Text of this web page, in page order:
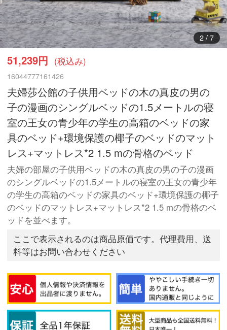
3/ 7
51,239円 (税込み)
16044777161426
夫婦莎公館の子供用ベッドの木の真皮の男の
子の漫画のシングルベッドの1.5メートルの寝
室の王女の青少年の学生の高箱のベッドの家
具のベッド+環境保護の椰子のベッドのマット
レス+マットレス*2 1.5 mの骨格のベッド
夫婦の部屋の子供用ベッドの木の真皮の男の子の漫画
のシングルベッドの1.5メートルの寝室の王女の青少年
の学生の高箱のベッドの家具のベッド+環境保護の椰子
のベッドのマットレス+マットレス*2 1.5 mの骨格のベ
ッドを並べます。
ここで表示されるのは商品原価です。代理費用、送
料等はお問い合わせください